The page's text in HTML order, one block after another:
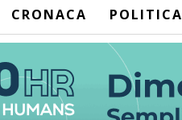
CRONACA POLITICA